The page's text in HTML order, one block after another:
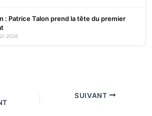
: Patrice Talon prend la tête du premier
2026
SUIVANT